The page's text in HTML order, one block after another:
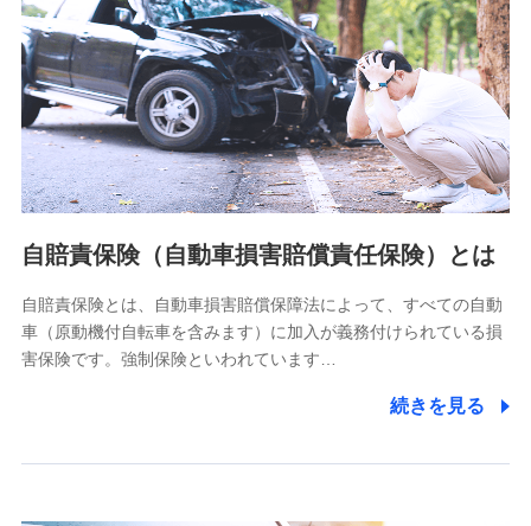
個人情報保護管理者の職名、連絡先
株式会社ドコモ・インシュアランス 営業部長
〒103-0013 東京都中央区日本橋人形町2-14-10 アーバン
ネット日本橋ビル 3F
株式会社ドコモ・インシュアランス
個人情報の第三者提供について
除き、第三者に提供いたしません。
業務の委託
当社は利用目的の達成に必要な範囲内において個人情報の取
自賠責保険（自動車損害賠償責任保険）とは
自賠責保険とは、自動車損害賠償保障法によって、すべての自動
車（原動機付自転車を含みます）に加入が義務付けられている損
害保険です。強制保険といわれています…
続きを見る